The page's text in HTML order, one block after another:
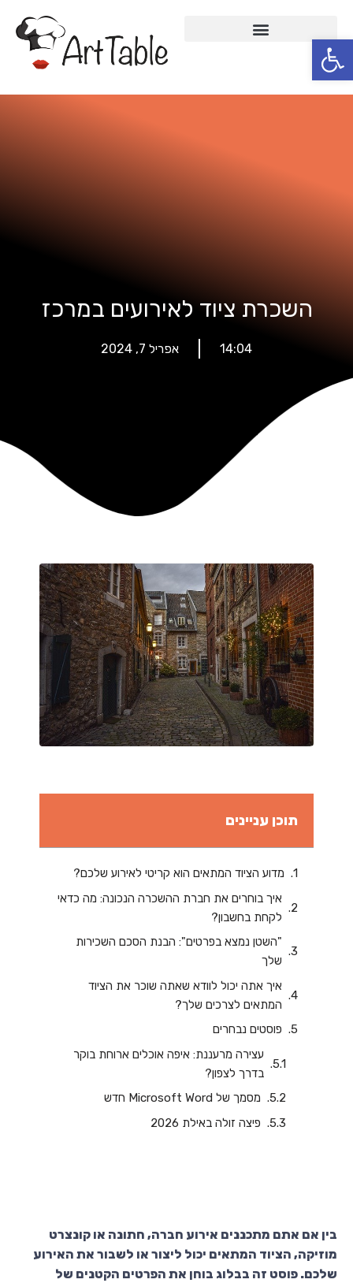
פתח סרגל נגישות
Skip
to
content
השכרת ציוד לאירועים במרכז
14:04 אפריל 7, 2024
תוכן עניינים
מדוע הציוד המתאים הוא קריטי לאירוע שלכם?
איך בוחרים את חברת ההשכרה הנכונה: מה כדאי
לקחת בחשבון?
"השטן נמצא בפרטים": הבנת הסכם השכירות
שלך
איך אתה יכול לוודא שאתה שוכר את הציוד
המתאים לצרכים שלך?
פוסטים נבחרים
עצירה מרעננת: איפה אוכלים ארוחת בוקר
בדרך לצפון?
‏‏מסמך של Microsoft Word חדש
פיצה זולה באילת 2026
בין אם אתם מתכננים אירוע חברה, חתונה או קונצרט
מוזיקה, הציוד המתאים יכול ליצור או לשבור את האירוע
שלכם. פוסט זה בבלוג בוחן את הפרטים הקטנים של